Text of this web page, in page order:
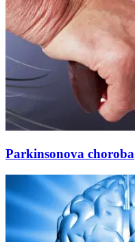
Parkinsonova choroba